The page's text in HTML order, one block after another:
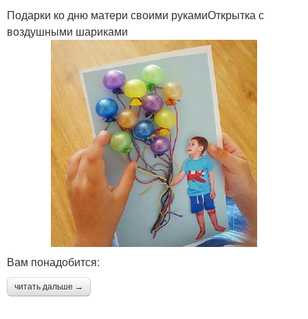
Подарки ко дню матери своими рукамиОткрытка с
воздушными шариками
Вам понадобится:
читать дальше →